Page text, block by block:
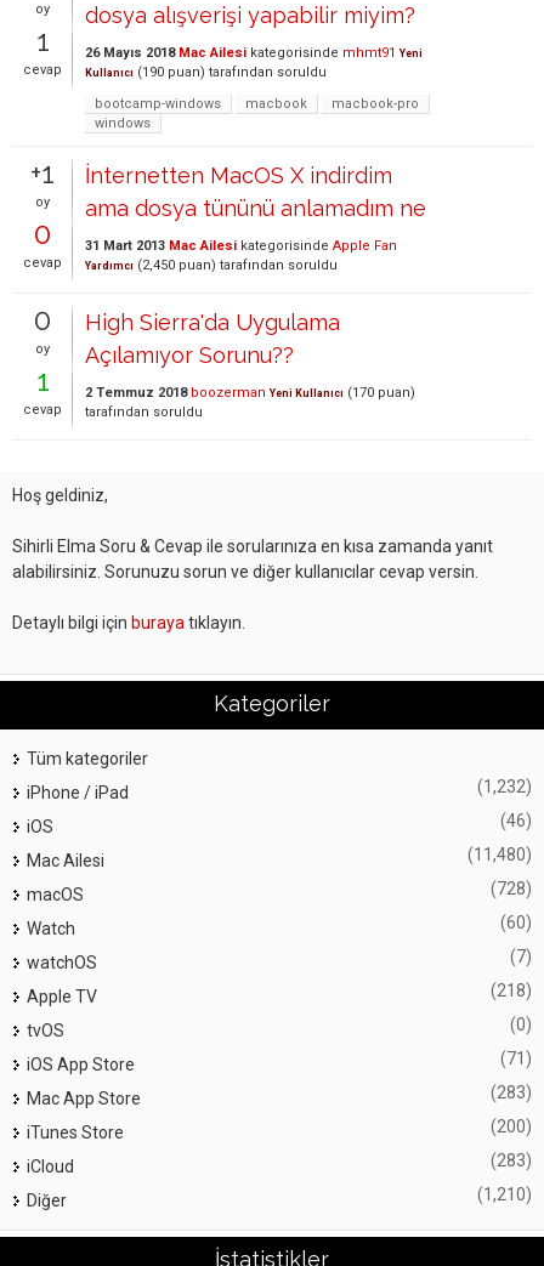
oy
1
cevap
dosya alışverişi yapabilir miyim?
26 Mayıs 2018 Mac Ailesi kategorisinde mhmt91 Yeni
Kullanıcı (190 puan) tarafından soruldu
bootcamp-windows
macbook
macbook-pro
windows
+1
oy
0
cevap
İnternetten MacOS X indirdim
ama dosya tününü anlamadım ne
31 Mart 2013 Mac Ailesi kategorisinde Apple Fan
Yardımcı (2,450 puan) tarafından soruldu
0
oy
1
cevap
High Sierra'da Uygulama
Açılamıyor Sorunu??
2 Temmuz 2018 boozerman Yeni Kullanıcı (170 puan)
tarafından soruldu
Hoş geldiniz,
Sihirli Elma Soru & Cevap ile sorularınıza en kısa zamanda yanıt
alabilirsiniz. Sorunuzu sorun ve diğer kullanıcılar cevap versin.
Detaylı bilgi için buraya tıklayın.
Kategoriler
Tüm kategoriler
iPhone / iPad
(1,232)
iOS (46)
Mac Ailesi (11,480)
macOS (728)
Watch (60)
watchOS (7)
Apple TV (218)
tvOS (0)
iOS App Store (71)
Mac App Store (283)
iTunes Store (200)
iCloud (283)
Diğer (1,210)
İstatistikler